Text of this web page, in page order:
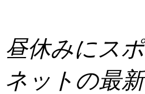
昼休みにス
ネットの最